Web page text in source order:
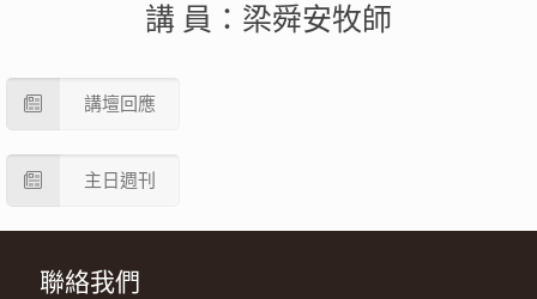
講 員：梁舜安牧師
講壇回應
主日週刊
聯絡我們